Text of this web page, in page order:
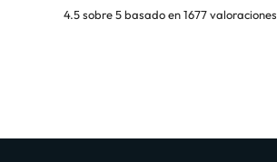
4.5 sobre 5 basado en 1677 valoraciones